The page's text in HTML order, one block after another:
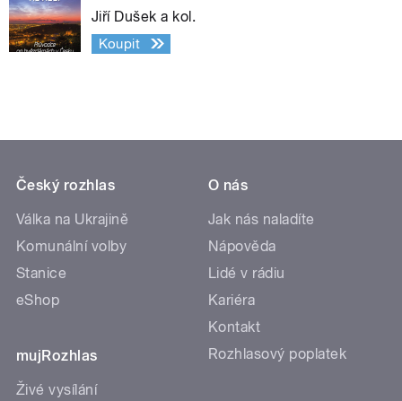
Jiří Dušek a kol.
Koupit
Český rozhlas
Válka na Ukrajině
Komunální volby
Stanice
eShop
mujRozhlas
Živé vysílání
O nás
Jak nás naladíte
Nápověda
Lidé v rádiu
Kariéra
Kontakt
Rozhlasový poplatek